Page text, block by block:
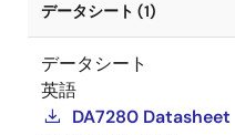
データシート (1)
データシート
英語
DA7280 Datasheet